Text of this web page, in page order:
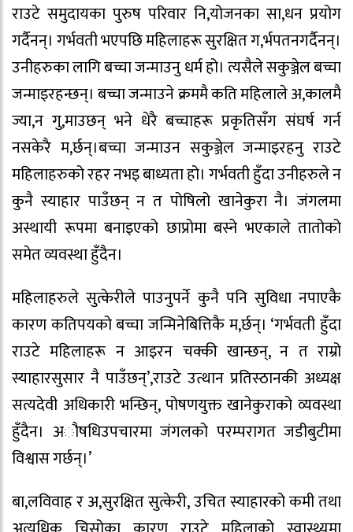
राउटे समुदायका पुरुष परिवार नि,योजनका सा,धन प्रयोग
गर्दैनन्। गर्भवती भएपछि महिलाहरू सुरक्षित ग,र्भपतनगर्दैनन्।
उनीहरुका लागि बच्चा जन्माउनु धर्म हो। त्यसैले सकुञ्जेल बच्चा
जन्माइरहन्छन्। बच्चा जन्माउने क्रममै कति महिलाले अ,कालमै
ज्या,न गु,माउछन् भने धेरै बच्चाहरू प्रकृतिसँग संघर्ष गर्न
नसकेरै म,र्छन्।बच्चा जन्माउन सकुञ्जेल जन्माइरहनु राउटे
महिलाहरुको रहर नभइ बाध्यता हो। गर्भवती हुँदा उनीहरुले न
कुनै स्याहार पाउँछन् न त पोषिलो खानेकुरा नै। जंगलमा
अस्थायी रूपमा बनाइएको छाप्रोमा बस्ने भएकाले तातोको
समेत व्यवस्था हुँदैन।
महिलाहरुले सुत्केरीले पाउनुपर्ने कुनै पनि सुविधा नपाएकै
कारण कतिपयको बच्चा जन्मिनेबित्तिकै म,र्छन्। ‘गर्भवती हुँदा
राउटे महिलाहरू न आइरन चक्की खान्छन्, न त राम्रो
स्याहारसुसार नै पाउँछन्’,राउटे उत्थान प्रतिस्ठानकी अध्यक्ष
सत्यदेवी अधिकारी भन्छिन्, पोषणयुक्त खानेकुराको व्यवस्था
हुँदैन। अौषधिउपचारमा जंगलको परम्परागत जडीबुटीमा
विश्वास गर्छन्।’
बा,लविवाह र अ,सुरक्षित सुत्केरी, उचित स्याहारको कमी तथा